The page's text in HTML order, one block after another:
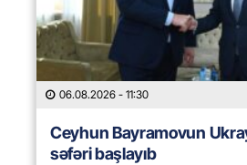
06.08.2026 - 11:30
Ceyhun Bayramovun
səfəri başlayıb